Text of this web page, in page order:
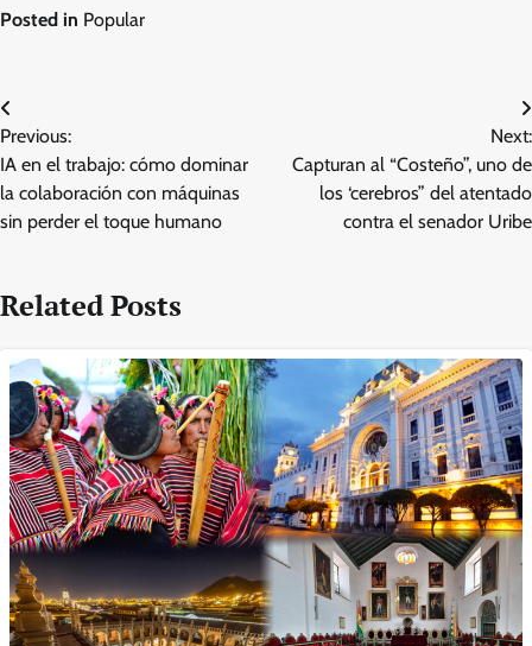
Posted in Popular
Post
navigation
Previous:
IA en el trabajo: cómo dominar
la colaboración con máquinas
sin perder el toque humano
Next:
Capturan al “Costeño”, uno de
los ‘cerebros” del atentado
contra el senador Uribe
Related Posts